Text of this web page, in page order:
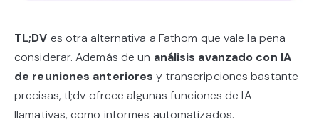
TL;DV es otra alternativa a Fathom que vale la pena
considerar. Además de un análisis avanzado con IA
de reuniones anteriores y transcripciones bastante
precisas, tl;dv ofrece algunas funciones de IA
llamativas, como informes automatizados.